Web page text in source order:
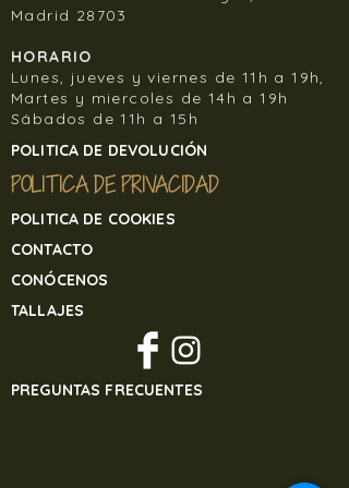
comprados en la web, no en tienda.
En ningún caso el cliente debe
devolver la mercancía a Banjul Sisters
sin contactar previamente con
nosotros, de lo contrario, Banjul Sisters
no se hará responsable de la
mercancía recibida, si el cliente la
devuelve por sus propios medios, y sin
previo aviso.
Para devolver cualquier artículo de
nuestra tienda online contacte
en banjulsisters@gmail.com
Madrid 28703
HORARIO
Lunes, jueves y viernes de 11h a 19h,
Martes y miercoles de 14h a 19h
Sábados de 11h a 15h
POLITICA DE DEVOLUCIÓN
POLITICA DE PRIVACIDAD
POLITICA DE COOKIES
CONTACTO
CONÓCENOS
TALLAJES
PREGUNTAS FRECUENTES